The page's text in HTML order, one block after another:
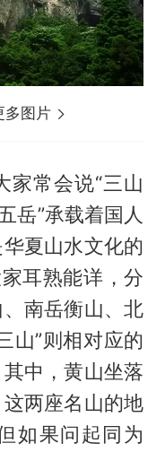
多图片
家常会说“三山
岳”承载着国人
夏山水文化的
耳熟能详，分
南岳衡山、北
山”则相对应的
中，黄山坐落
两座名山的地
如果问起同为